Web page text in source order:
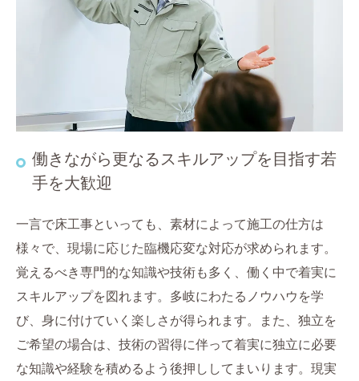
働きながら更なるスキルアップを目指す若
手を大歓迎
一言で床工事といっても、素材によって施工の仕方は
様々で、現場に応じた臨機応変な対応が求められます。
覚えるべき専門的な知識や技術も多く、働く中で着実に
スキルアップを図れます。多岐にわたるノウハウを学
び、身に付けていく楽しさが得られます。また、独立を
ご希望の場合は、技術の習得に伴って着実に独立に必要
な知識や経験を積めるよう後押ししてまいります。現実